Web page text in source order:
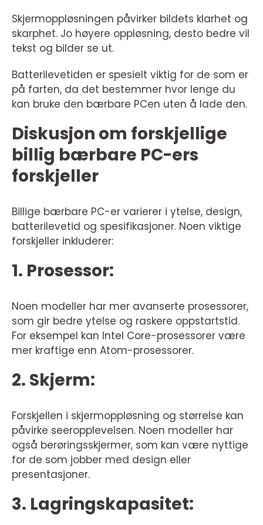
Skjermoppløsningen påvirker bildets klarhet og
skarphet. Jo høyere oppløsning, desto bedre vil
tekst og bilder se ut.
Batterilevetiden er spesielt viktig for de som er
på farten, da det bestemmer hvor lenge du
kan bruke den bærbare PCen uten å lade den.
Diskusjon om forskjellige
billig bærbare PC-ers
forskjeller
Billige bærbare PC-er varierer i ytelse, design,
batterilevetid og spesifikasjoner. Noen viktige
forskjeller inkluderer:
1. Prosessor:
Noen modeller har mer avanserte prosessorer,
som gir bedre ytelse og raskere oppstartstid.
For eksempel kan Intel Core-prosessorer være
mer kraftige enn Atom-prosessorer.
2. Skjerm:
Forskjellen i skjermoppløsning og størrelse kan
påvirke seeropplevelsen. Noen modeller har
også berøringsskjermer, som kan være nyttige
for de som jobber med design eller
presentasjoner.
3. Lagringskapasitet: